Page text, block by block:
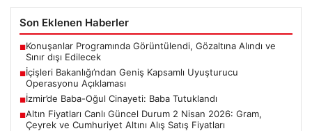
Son Eklenen Haberler
■Konuşanlar Programında Görüntülendi, Gözaltına Alındı ve
Sınır dışı Edilecek
■İçişleri Bakanlığı’ndan Geniş Kapsamlı Uyuşturucu
Operasyonu Açıklaması
■İzmir’de Baba-Oğul Cinayeti: Baba Tutuklandı
■Altın Fiyatları Canlı Güncel Durum 2 Nisan 2026: Gram,
Çeyrek ve Cumhuriyet Altını Alış Satış Fiyatları